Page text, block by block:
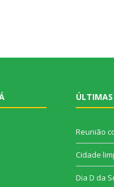
ÚLTIMAS
Reunião
Cidade
Dia D da